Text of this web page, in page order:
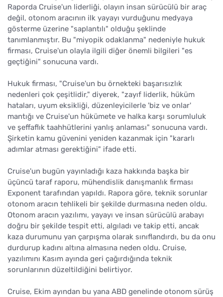
Raporda Cruise'un liderliği, olayın insan sürücülü bir araç
değil, otonom aracının ilk yayayı vurduğunu medyaya
gösterme üzerine "saplantılı" olduğu şeklinde
tanımlanmıştır. Bu "miyopik odaklanma" nedeniyle hukuk
firması, Cruise'un olayla ilgili diğer önemli bilgileri "es
geçtiğini" sonucuna vardı.
Hukuk firması, "Cruise'un bu örnekteki başarısızlık
nedenleri çok çeşitlidir," diyerek, "zayıf liderlik, hüküm
hataları, uyum eksikliği, düzenleyicilerle 'biz ve onlar'
mantığı ve Cruise'un hükümete ve halka karşı sorumluluk
ve şeffaflık taahhütlerini yanlış anlaması" sonucuna vardı.
Şirketin kamu güvenini yeniden kazanmak için "kararlı
adımlar atması gerektiğini" ifade etti.
Cruise'un bugün yayınladığı kaza hakkında başka bir
üçüncü taraf raporu, mühendislik danışmanlık firması
Exponent tarafından yapıldı. Rapora göre, teknik sorunlar
otonom aracın tehlikeli bir şekilde durmasına neden oldu.
Otonom aracın yazılımı, yayayı ve insan sürücülü arabayı
doğru bir şekilde tespit etti, algıladı ve takip etti, ancak
kaza durumunu yan çarpışma olarak sınıflandırdı, bu da onu
durdurup kadını altına almasına neden oldu. Cruise,
yazılımını Kasım ayında geri çağırdığında teknik
sorunlarının düzeltildiğini belirtiyor.
Cruise, Ekim ayından bu yana ABD genelinde otonom sürüş